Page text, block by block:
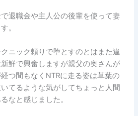
退職金や主人公の後輩を使って妻
。
ニック頼りで堕とすのとはまた違
鮮で興奮しますが親父の奥さんが
つ間もなくNTRに走る姿は草葉の
てるような気がしてちょっと人間
なと感じました。